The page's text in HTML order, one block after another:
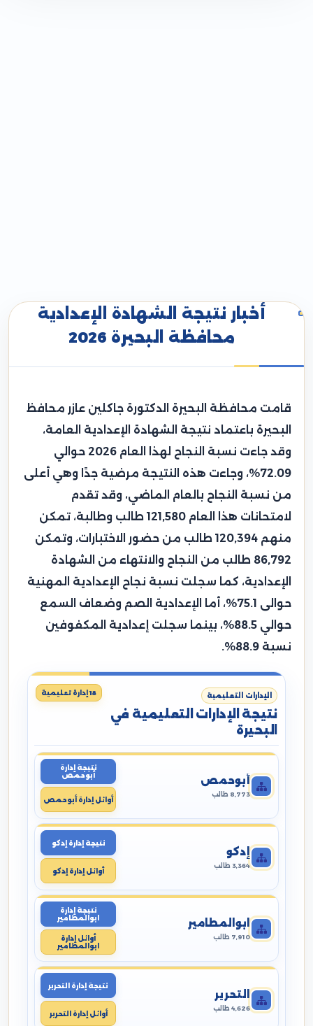
أخبار نتيجة الشهادة الإعدادية
محافظة البحيرة 2026
قامت محافظة البحيرة الدكتورة جاكلين عازر محافظ
البحيرة باعتماد نتيجة الشهادة الإعدادية العامة،
وقد جاءت نسبة النجاح لهذا العام 2026 حوالي
72.09%، وجاءت هذه النتيجة مرضية جدًا وهي أعلى
من نسبة النجاح بالعام الماضي، وقد تقدم
لامتحانات هذا العام 121,580 طالب وطالبة، تمكن
منهم 120,394 طالب من حضور الاختبارات، وتمكن
86,792 طالب من النجاح والانتهاء من الشهادة
الإعدادية، كما سجلت نسبة نجاح الإعدادية المهنية
حوالى 75.1%، أما الإعدادية الصم وضعاف السمع
حوالي 88.5%، بينما سجلت إعدادية المكفوفين
نسبة 88.9%.
الإدارات التعليمية
نتيجة الإدارات التعليمية في
البحيرة
18 إدارة تعليمية
أبوحمص
8,773 طالب
نتيجة إدارة
أبوحمص
أوائل إدارة أبوحمص
إدكو
3,364 طالب
نتيجة إدارة إدكو
أوائل إدارة إدكو
ابوالمطامير
7,910 طالب
نتيجة إدارة
ابوالمطامير
أوائل إدارة
ابوالمطامير
التحرير
4,626 طالب
نتيجة إدارة التحرير
أوائل إدارة التحرير